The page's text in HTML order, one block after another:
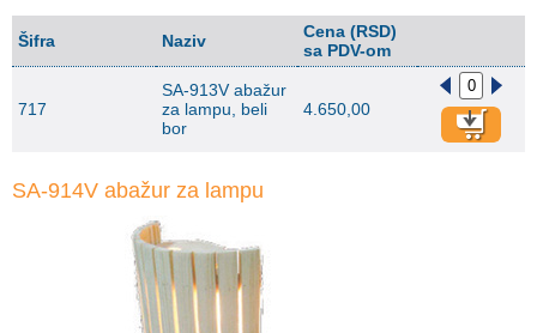
Šifra Naziv
Cena (RSD)
sa PDV-om
717
SA-913V abažur
za lampu, beli
bor
4.650,00
SA-914V abažur za lampu